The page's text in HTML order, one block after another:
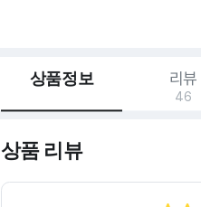
상품정보 리뷰
46
상품 리뷰